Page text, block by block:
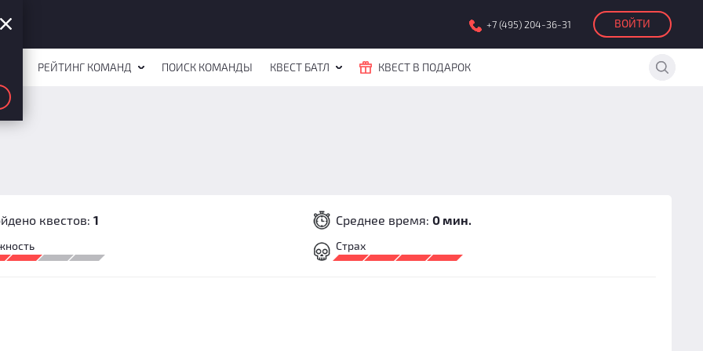
+7 (495) 204-36-31 ВОЙТИ
РЕЙТИНГ КОМАНД ПОИСК КОМАНДЫ КВЕСТ БАТЛ КВЕСТ В ПОДАРОК
квестов:1 Среднее время:0 мин.
Страх